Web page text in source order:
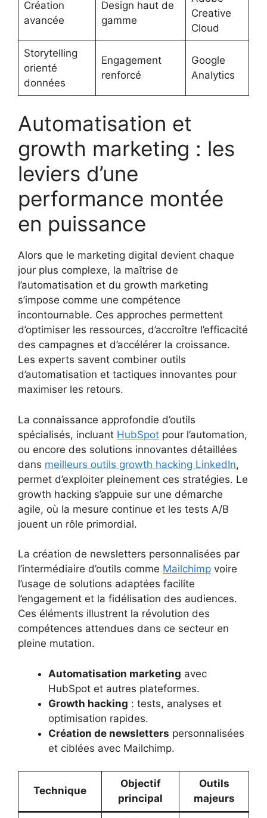
Création
avancée
Design haut de
gamme
Creative
Cloud
Storytelling
orienté
données
Engagement
renforcé
Google
Analytics
Automatisation et
growth marketing : les
leviers d’une
performance montée
en puissance
Alors que le marketing digital devient chaque
jour plus complexe, la maîtrise de
l’automatisation et du growth marketing
s’impose comme une compétence
incontournable. Ces approches permettent
d’optimiser les ressources, d’accroître l’efficacité
des campagnes et d’accélérer la croissance.
Les experts savent combiner outils
d’automatisation et tactiques innovantes pour
maximiser les retours.
La connaissance approfondie d’outils
spécialisés, incluant HubSpot pour l’automation,
ou encore des solutions innovantes détaillées
dans meilleurs outils growth hacking LinkedIn,
permet d’exploiter pleinement ces stratégies. Le
growth hacking s’appuie sur une démarche
agile, où la mesure continue et les tests A/B
jouent un rôle primordial.
La création de newsletters personnalisées par
l’intermédiaire d’outils comme Mailchimp voire
l’usage de solutions adaptées facilite
l’engagement et la fidélisation des audiences.
Ces éléments illustrent la révolution des
compétences attendues dans ce secteur en
pleine mutation.
Automatisation marketing avec
HubSpot et autres plateformes.
Growth hacking : tests, analyses et
optimisation rapides.
Création de newsletters personnalisées
et ciblées avec Mailchimp.
Technique
Objectif
principal
Outils
majeurs